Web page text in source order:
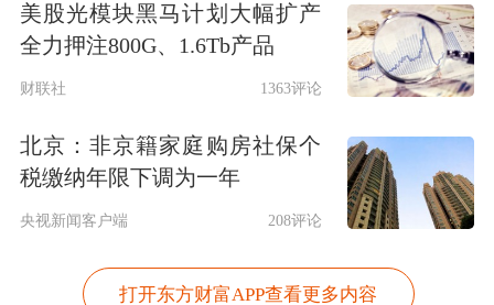
者对资金流动性较为看重，提升赎回到
账速度，既能优化用户体验，也能在行
财经理对《证券日报》记者表示。
从对投资者的影响来看，上海金融与法
律研究院研究员杨海平对《证券日报》
美股光模块黑马计划大幅扩产
全力押注800G、1.6Tb产品
财联社 1363评论
北京：非京籍家庭购房社保个
税缴纳年限下调为一年
央视新闻客户端 208评论
打开东方财富APP查看更多内容